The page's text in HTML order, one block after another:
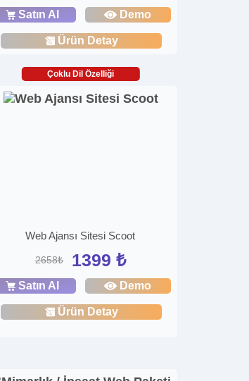
Satın Al Demo
Ürün Detay
Çoklu Dil Özelliği
Web Ajansı Sitesi Scoot
2658₺ 1399 ₺
Satın Al Demo
Ürün Detay